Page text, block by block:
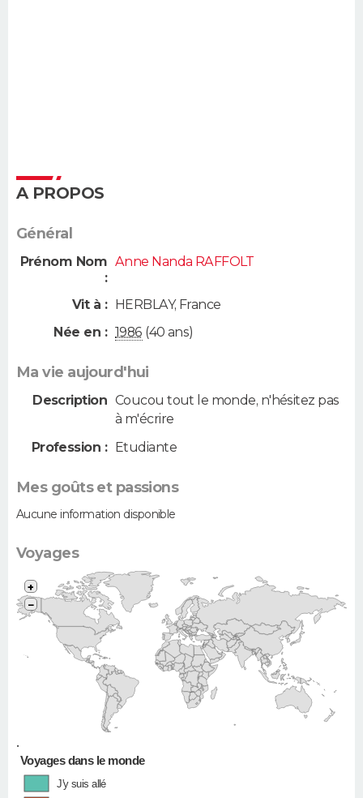
A PROPOS
Général
Prénom Nom
:
Anne Nanda RAFFOLT
Vit à : HERBLAY, France
Née en : 1986 (40 ans)
Ma vie aujourd'hui
Description Coucou tout le monde, n'hésitez pas
à m'écrire
Profession : Etudiante
Mes goûts et passions
Aucune information disponible
Voyages
•
+
−
Voyages dans le monde
J'y suis allé